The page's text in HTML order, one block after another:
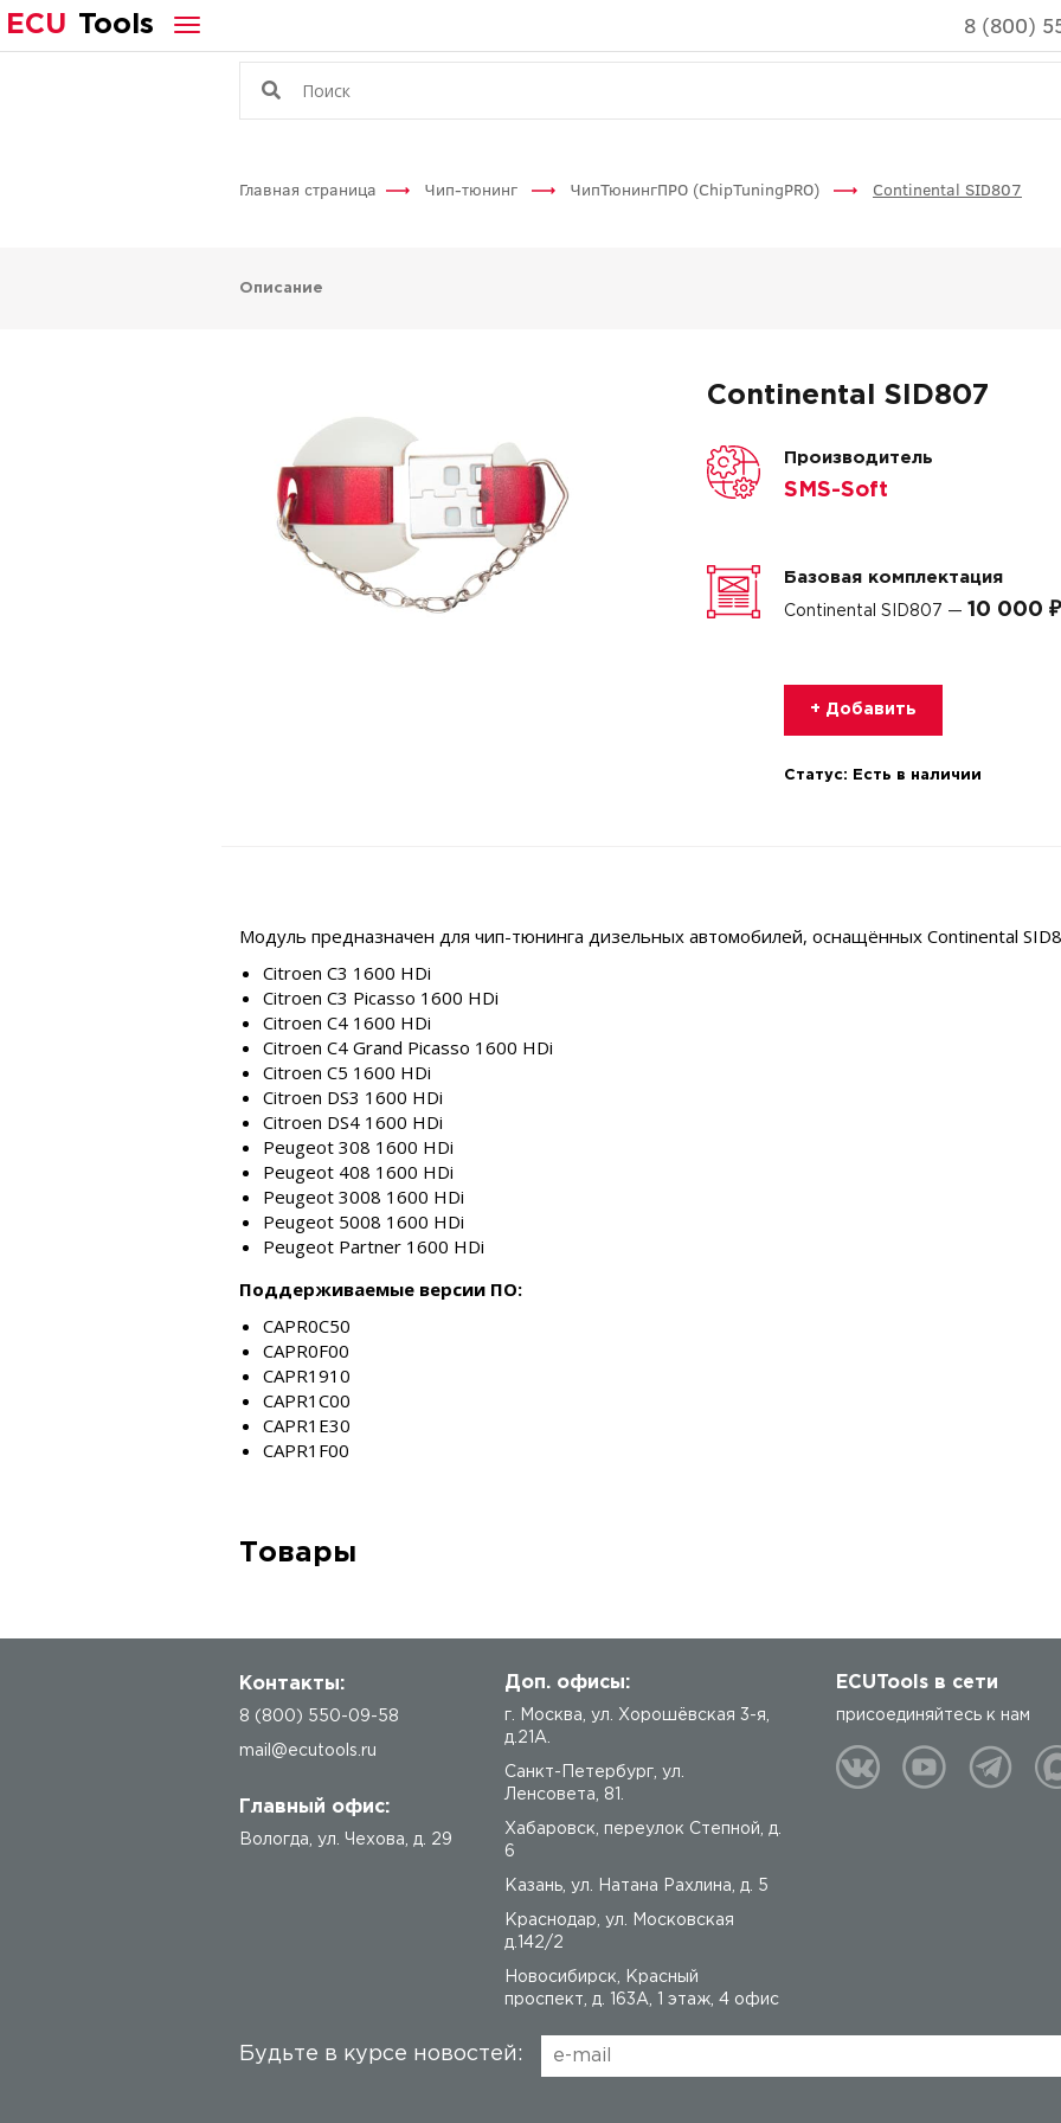
ECU Tools 8 (800)
Главная страница Чип-тюнинг ЧипТюнингПРО (ChipTuningPRO) Continental SID807
Описание
Continental SID807
Производитель
SMS-Soft
Базовая комплектация
Continental SID807 — 10 000 ₽
+ Добавить
Статус: Есть в наличии
Модуль предназначен для чип-тюнинга дизельных автомобилей, оснащённых Continental
Citroen C3 1600 HDi
Citroen C3 Picasso 1600 HDi
Citroen C4 1600 HDi
Citroen C4 Grand Picasso 1600 HDi
Citroen C5 1600 HDi
Citroen DS3 1600 HDi
Citroen DS4 1600 HDi
Peugeot 308 1600 HDi
Peugeot 408 1600 HDi
Peugeot 3008 1600 HDi
Peugeot 5008 1600 HDi
Peugeot Partner 1600 HDi
Поддерживаемые версии ПО:
CAPR0C50
CAPR0F00
CAPR1910
CAPR1C00
CAPR1E30
CAPR1F00
Товары
Контакты:
8 (800) 550-09-58
mail@ecutools.ru
Главный офис:
Вологда ул. Чехова, д. 29
Доп. офисы:
г. Москва, ул. Хорошёвская 3-я,
д.21А.
Санкт-Петербург, ул.
Ленсовета, 81.
Хабаровск, переулок Степной, д.
6
Казань, ул. Натана Рахлина, д. 5
Краснодар, ул. Московская
д.142/2
Новосибирск, Красный
проспект, д. 163А, 1 этаж, 4 офис
ECUTools в сети
присоединяйтесь к нам
Будьте в курсе новостей: